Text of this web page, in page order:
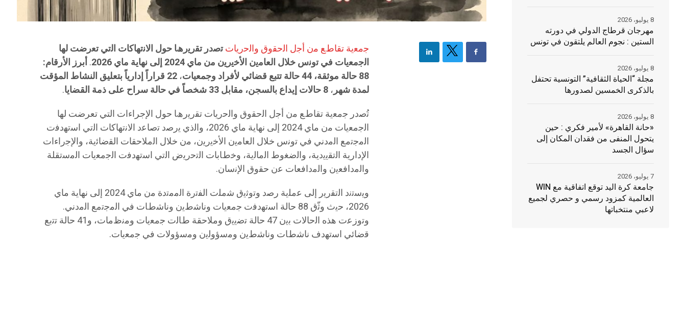
ﺟﻣﻌﯾﺔ ﺗﻘﺎطﻊ ﻣن أﺟل اﻟﺣﻘوق واﻟﺣرﯾﺎتﺗﺻدر ﺗﻘرﯾرھﺎ حول اﻻﻧﺗﮭﺎﻛﺎت اﻟﺗﻲ ﺗﻌرضتﻟﮭﺎ
اﻟﺟﻣﻌﯾﺎت ﻓﻲﺗوﻧس ﺧﻼل اﻟﻌﺎﻣﯾن اﻷﺧﯾرﯾن ﻣن ﻣﺎي 2024 إﻟﻰ ﻧﮭﺎﯾﺔ ﻣﺎي 2026 .أبرز الأرقام:
88 حالة موثقة،
44 حالة تتبع قضائي لأفراد وجمعيات ،
22 قراراً إدارياً بتعليق النشاط المؤقت
لمدة شهر،8 حالات إيداع بالسجن، مقابل 33 شخصاً في حالة سراح على ذمة القضايا
.
ﺗُﺻدر ﺟﻣﻌﯾﺔ ﺗﻘﺎطﻊ ﻣن أﺟل اﻟﺣﻘوق واﻟﺣرﯾﺎت ﺗﻘرﯾرھﺎ حول الإجراءات التي تعرضت لها
اﻟﺟﻣﻌﯾﺎت ﻣن ﻣﺎي 2024 إﻟﻰ ﻧﮭﺎﯾﺔ ﻣﺎي 2026، واﻟذي ﯾرﺻد ﺗﺻﺎﻋد اﻻﻧﺗﮭﺎﻛﺎت اﻟﺗﻲ اﺳﺗﮭدﻓت
اﻟﻣﺟﺗﻣﻊ اﻟﻣدﻧﻲ ﻓﻲ ﺗوﻧس ﺧﻼل اﻟﻌﺎﻣﯾن اﻷﺧﯾرﯾن، ﻣن ﺧﻼل اﻟﻣﻼﺣﻘﺎت اﻟﻘﺿﺎﺋﯾﺔ، واﻹﺟراءات
اﻹدارﯾﺔ اﻟﺗﻘﯾﯾدﯾﺔ، واﻟﺿﻐوط اﻟﻣﺎﻟﯾﺔ، وﺧطﺎﺑﺎت اﻟﺗﺣرﯾض اﻟﺗﻲ اﺳﺗﮭدﻓت اﻟﺟﻣﻌﯾﺎت اﻟﻣﺳﺗﻘﻠﺔ
واﻟﻣداﻓﻌﯾن واﻟﻣداﻓﻌﺎت ﻋن ﺣﻘوق اﻹﻧﺳﺎن.
وﯾﺳﺗﻧد اﻟﺗﻘرﯾر إﻟﻰ ﻋﻣﻠﯾﺔ رﺻد وﺗوﺛﯾق ﺷﻣﻠت اﻟﻔﺗرة اﻟﻣﻣﺗدة ﻣن ﻣﺎي 2024 إﻟﻰ ﻧﮭﺎﯾﺔ ﻣﺎي
2026، ﺣﯾث وﺛّق 88 ﺣﺎﻟﺔ اﺳﺗﮭدﻓت ﺟﻣﻌﯾﺎت وﻧﺎﺷطﯾن وﻧﺎﺷطﺎت ﻓﻲ اﻟﻣﺟﺗﻣﻊ اﻟﻣدﻧﻲ.
وﺗوزﻋت ھذه اﻟﺣﺎﻻت ﺑﯾن 47 ﺣﺎﻟﺔ ﺗﺿﯾﯾق وﻣﻼﺣﻘﺔ طﺎﻟت ﺟﻣﻌﯾﺎت وﻣﻧظﻣﺎت، و41 ﺣﺎﻟﺔ ﺗﺗﺑﻊ
ﻗﺿﺎﺋﻲ اﺳﺗﮭدف ﻧﺎﺷطﺎت وﻧﺎﺷطﯾن وﻣﺳؤوﻟﯾن وﻣﺳؤوﻻت ﻓﻲ ﺟﻣﻌﯾﺎت.
مهرجان قرطاج الدولي في دورته
الستين : نجوم العالم يلتقون في تونس
8 يوليو، 2026
مجلة “الحياة الثقافية” التونسية تحتفل
بالذكرى الخمسين لصدورها
8 يوليو، 2026
«حانة القاهرة» لأمير فكري : حين
يتحول المنفى من فقدان المكان إلى
سؤال الجسد
8 يوليو، 2026
جامعة كرة اليد توقع اتفاقية مع WIN
العالمية كمزود رسمي و حصري لجميع
لاعبي منتخباتها
7 يوليو، 2026